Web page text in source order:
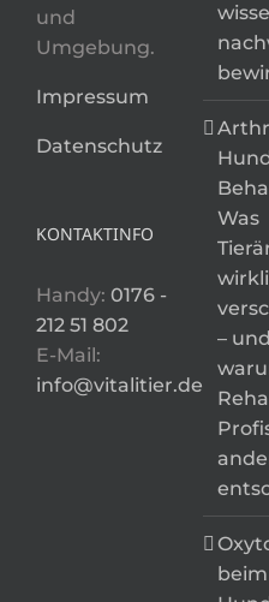
und
Umgebung.
Impressum
Datenschutz
KONTAKTINFO
Handy: 0176 -
212 51 802
E-Mail:
info@vitalitier.de
Was
– und
beim